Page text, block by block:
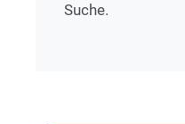
Suche.